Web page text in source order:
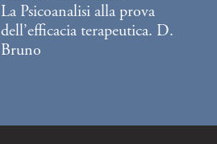
La Psicoanalisi alla prova
dell’efficacia terapeutica. D.
Bruno